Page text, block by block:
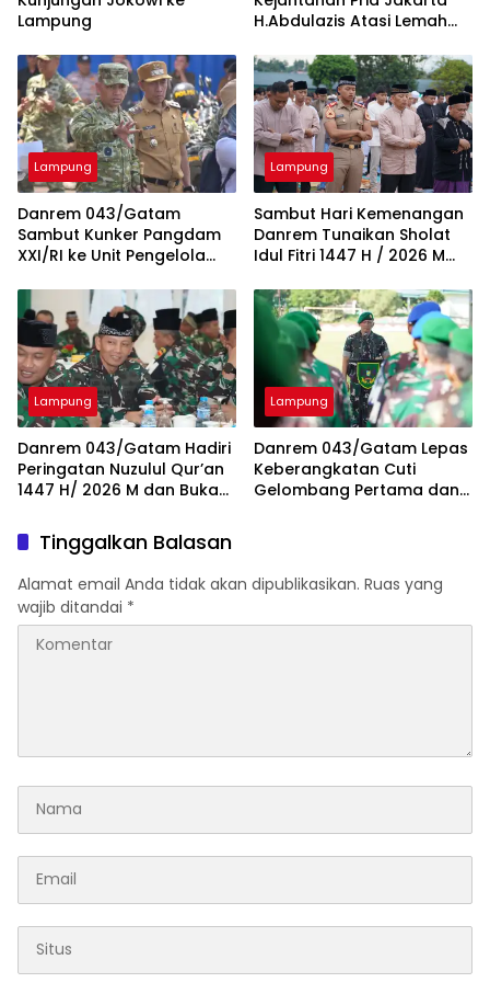
Lampung
H.Abdulazis Atasi Lemah
Lampung
Danrem 043/Gatam
Sambut Kunker Pangdam
XXI/RI ke Unit Pengelola
Lampung Utara
Lampung
Sambut Hari Kemenangan
Danrem Tunaikan Sholat
Idul Fitri 1447 H / 2026 M
Korem 043/Gatam dan
Masyarakat
Lampung
Danrem 043/Gatam Hadiri
Peringatan Nuzulul Qur’an
1447 H/ 2026 M dan Buka
XXI/ RI
Lampung
Danrem 043/Gatam Lepas
Keberangkatan Cuti
Gelombang Pertama dan
Tinggalkan Balasan
Alamat email Anda tidak akan dipublikasikan. Ruas yang
wajib ditandai *